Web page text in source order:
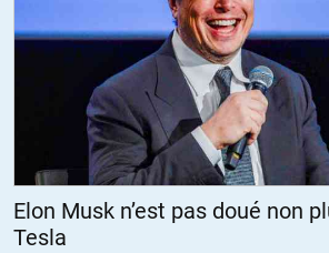
Elon Musk n’est pas doué non
Tesla